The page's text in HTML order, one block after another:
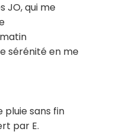
JO, qui me
sérénité en me
pluie sans fin
par E.